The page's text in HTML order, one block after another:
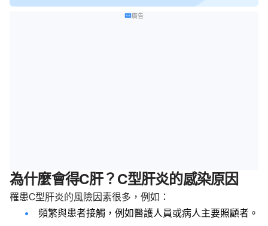
廣告
為什麼會得C肝？C型肝炎的感染原因
罹患C型肝炎的風險因素很多，例如：
頻繁與患者接觸，例如醫護人員或病人主要照顧者。